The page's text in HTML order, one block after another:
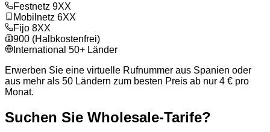
Festnetz 9XX
Mobilnetz 6XX
Fijo 8XX
900 (Halbkostenfrei)
International 50+ Länder
Erwerben Sie eine virtuelle Rufnummer aus Spanien oder
aus mehr als 50 Ländern zum besten Preis ab nur 4 € pro
Monat.
Suchen Sie Wholesale-Tarife?